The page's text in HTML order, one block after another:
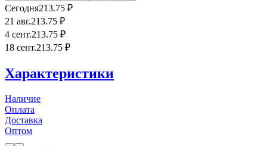
Сегодня213.75 ₽
21 авг.213.75 ₽
4 сент.213.75 ₽
18 сент.213.75 ₽
Характеристики
Наличие
Оплата
Доставка
Оптом